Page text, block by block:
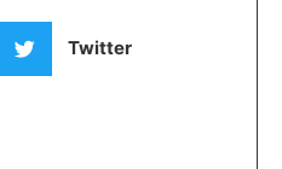
Twitter